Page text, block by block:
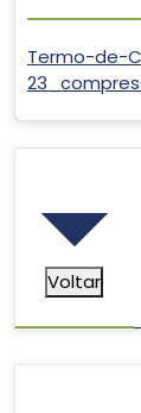
Termo-de-
Voltar